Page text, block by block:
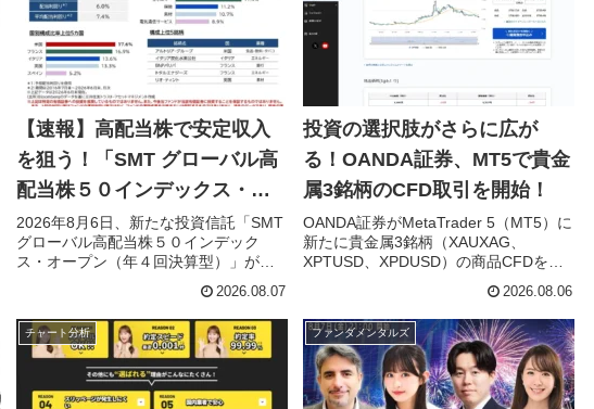
【速報】高配当株で安定収入
を狙う！「SMT グローバル高
配当株５０インデックス・オ
ープン（年４回決算型）」が
新登場！
2026年8月6日、新たな投資信託「SMT
グローバル高配当株５０インデック
ス・オープン（年４回決算型）」が設
を除く先進国の高配当株50銘柄に連動
し、年4回の分配を目指すことで、投資
家が継続的な収益を実感できるよう設
計されています。副業や資産形成を考
えるFXファンにとって、新たな分散投
資の選択肢となるでしょう。
2026.08.07
投資の選択肢がさらに広が
る！OANDA証券、MT5で貴金
属3銘柄のCFD取引を開始！
OANDA証券がMetaTrader 5（MT5）に
新たに貴金属3銘柄（XAUXAG、
XPTUSD、XPDUSD）の商品CFDを追
中で注目される貴金属市場で、金・銀
に加えプラチナ・パラジウムまで取引
可能となり、投資戦略の幅が広がりま
す。
2026.08.06
チャート分析 ファンダメンタルズ